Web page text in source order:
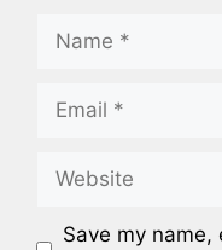
Save my